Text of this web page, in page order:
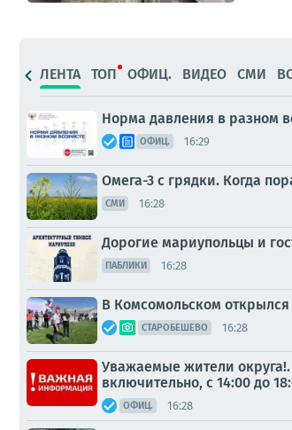
ЛЕНТА ТОП ОФИЦ. ВИДЕО СМИ
Норма давления в разном
ОФИЦ. 16:29
Омега-3 с грядки. Когда
СМИ 16:28
Дорогие мариупольцы и
ПАБЛИКИ 16:28
В Комсомольском
СТАРОБЕШЕВО 16:28
Уважаемые жители округа!.
включительно, с 14:00 до
ОФИЦ. 16:28